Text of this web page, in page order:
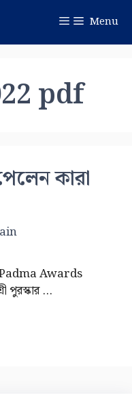
Menu
pdf
কারা
Padma Awards
পুরস্কার …